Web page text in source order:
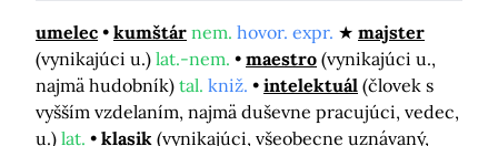
umelec kumštár nem. hovor. expr.
majster
(vynikajúci u.) lat.-nem. maestro (vynikajúci u.,
najmä hudobník) tal. kniž. intelektuál (človek s
vyšším vzdelaním, najmä duševne pracujúci, vedec,
u.) lat. klasik (vynikajúci, všeobecne uznávaný,